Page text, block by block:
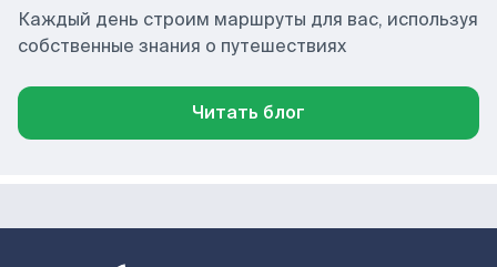
Каждый день строим маршруты для вас, используя
собственные знания о путешествиях
Читать блог